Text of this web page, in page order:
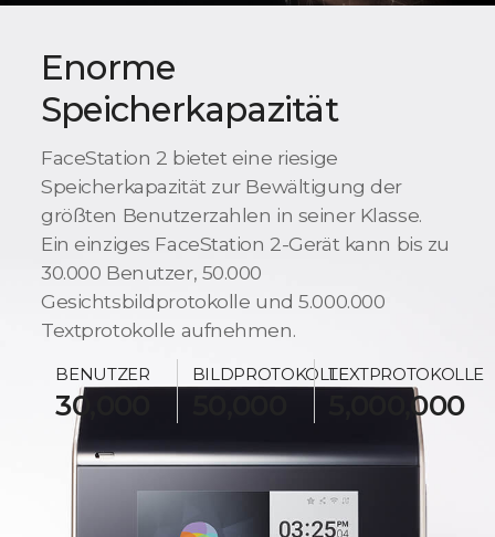
Enorme
Speicherkapazität
FaceStation 2 bietet eine riesige
Speicherkapazität zur Bewältigung der
größten Benutzerzahlen in seiner Klasse.
Ein einziges FaceStation 2-Gerät kann bis zu
30.000 Benutzer, 50.000
Gesichtsbildprotokolle und 5.000.000
Textprotokolle aufnehmen.
BENUTZER
30,000
BILDPROTOKOLLETEXTPROTOKOLLE
5,000,000